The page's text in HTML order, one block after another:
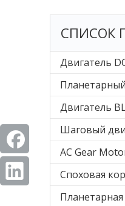
СПИСОК
Двигатель
Двигатель
AC Gear
Споховая